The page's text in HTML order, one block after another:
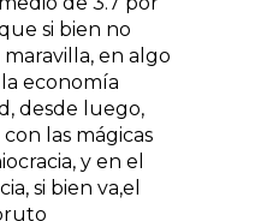
si bien no
en algo
economía
desde luego,
las mágicas
y en el
si bien va,el